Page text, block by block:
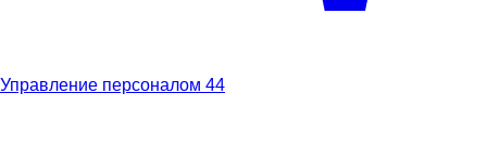
Управление персоналом 44